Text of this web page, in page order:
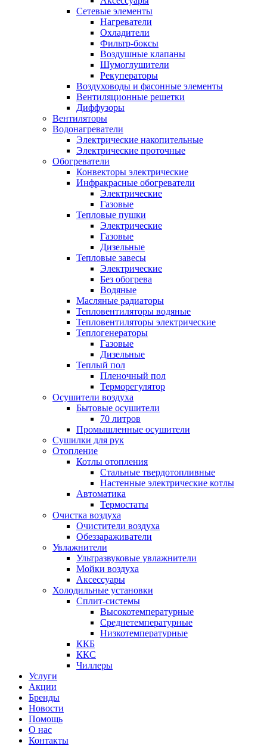
Сетевые элементы
Нагреватели
Охладители
Фильтр-боксы
Воздушные клапаны
Шумоглушители
Рекуператоры
Воздуховоды и фасонные элементы
Вентиляционные решетки
Диффузоры
Вентиляторы
Водонагреватели
Электрические накопительные
Электрические проточные
Обогреватели
Конвекторы электрические
Инфракрасные обогреватели
Электрические
Газовые
Тепловые пушки
Электрические
Газовые
Дизельные
Тепловые завесы
Электрические
Без обогрева
Водяные
Масляные радиаторы
Тепловентиляторы водяные
Тепловентиляторы электрические
Теплогенераторы
Газовые
Дизельные
Теплый пол
Пленочный пол
Терморегулятор
Осушители воздуха
Бытовые осушители
70 литров
Промышленные осушители
Сушилки для рук
Отопление
Котлы отопления
Стальные твердотопливные
Настенные электрические котлы
Автоматика
Термостаты
Очистка воздуха
Очистители воздуха
Обеззараживатели
Увлажнители
Ультразвуковые увлажнители
Мойки воздуха
Аксессуары
Холодильные установки
Сплит-системы
Высокотемпературные
Среднетемпературные
Низкотемпературные
ККБ
ККС
Чиллеры
Услуги
Акции
Бренды
Новости
Помощь
О нас
Контакты